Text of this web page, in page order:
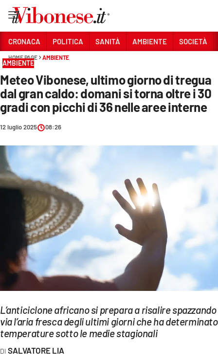
Sezioni
CRONACA
POLITICA
CULTURA
ECONOMIA E LAVORO
EVENTI
SPORT
Streaming
LAC TV
LAC NETWORK
LAC ONAIR
CRONACA POLITICA SANITÀ AMBIENTE SOCIETÀ
HOME PAGE AMBIENTE
AMBIENTE
Meteo Vibonese, ultimo giorno di tregua
dal gran caldo: domani si torna oltre i 30
gradi con picchi di 36 nelle aree interne
12 luglio 2025 08:26
L’anticiclone africano si prepara a risalire spazzando
via l’aria fresca degli ultimi giorni che ha determinato
temperature sotto le medie stagionali
SALVATORE LIA